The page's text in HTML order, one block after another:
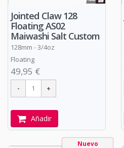
Jointed Claw 128
Floating AS02
Maiwashi Salt Custom
128mm - 3/4oz
Floating
49,95 €
Añadir
Nuevo